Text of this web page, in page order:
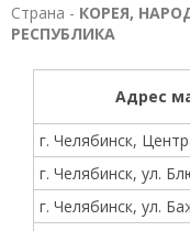
Страна - КОРЕЯ,
РЕСПУБЛИКА
Адрес
г. Челябинск,
г. Челябинск, ул.
г. Челябинск, ул.